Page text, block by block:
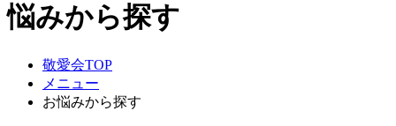
悩みから探す
敬愛会TOP
メニュー
お悩みから探す